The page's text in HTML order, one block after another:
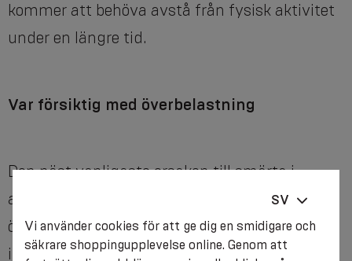
kommer att behöva avstå från fysisk aktivitet
under en längre tid.
Var försiktig med överbelastning
Den näst vanligaste orsaken till smärta i
armbågen hos professionella idrottare är
överbelastning, som orsakar inflammation på
insidan av armbågen – medial epikondylit,
SV
Vi använder cookies för att ge dig en smidigare och
säkrare shoppingupplevelse online. Genom att